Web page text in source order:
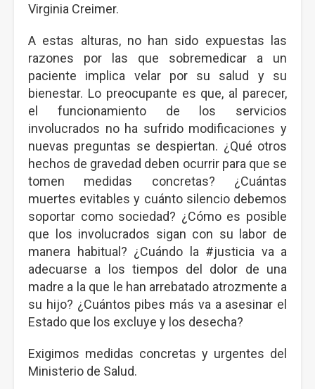
Virginia Creimer.
A estas alturas, no han sido expuestas las
razones por las que sobremedicar a un
paciente implica velar por su salud y su
bienestar. Lo preocupante es que, al parecer,
el funcionamiento de los servicios
involucrados no ha sufrido modificaciones y
nuevas preguntas se despiertan. ¿Qué otros
hechos de gravedad deben ocurrir para que se
tomen medidas concretas? ¿Cuántas
muertes evitables y cuánto silencio debemos
soportar como sociedad? ¿Cómo es posible
que los involucrados sigan con su labor de
manera habitual? ¿Cuándo la #justicia va a
adecuarse a los tiempos del dolor de una
madre a la que le han arrebatado atrozmente a
su hijo? ¿Cuántos pibes más va a asesinar el
Estado que los excluye y los desecha?
Exigimos medidas concretas y urgentes del
Ministerio de Salud.